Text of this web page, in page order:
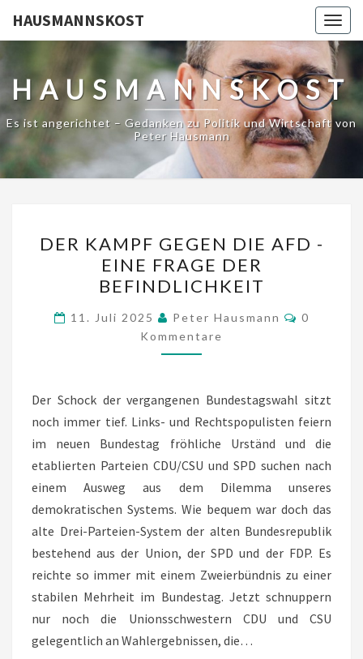
HAUSMANNSKOST
HAUSMANNSKOST
Es ist angerichtet – Gedanken zu Politik und Wirtschaft von
Peter Hausmann
KAMPF
GEGEN
DIE
AFD
-
EINE
DER
BEFINDLICHKEIT
DER KAMPF GEGEN DIE AFD -
EINE FRAGE DER
BEFINDLICHKEIT
11. Juli 2025 Peter Hausmann
0
Kommentare
Der Schock der vergangenen Bundestagswahl sitzt
noch immer tief. Links- und Rechtspopulisten feiern
im neuen Bundestag fröhliche Urständ und die
etablierten Parteien CDU/CSU und SPD suchen nach
einem Ausweg aus dem Dilemma unseres
demokratischen Systems. Wie bequem war doch das
alte Drei-Parteien-System der alten Bundesrepublik
bestehend aus der Union, der SPD und der FDP. Es
reichte so immer mit einem Zweierbündnis zu einer
stabilen Mehrheit im Bundestag. Jetzt schnuppern
nur noch die Unionsschwestern CDU und CSU
gelegentlich an Wahlergebnissen, die…